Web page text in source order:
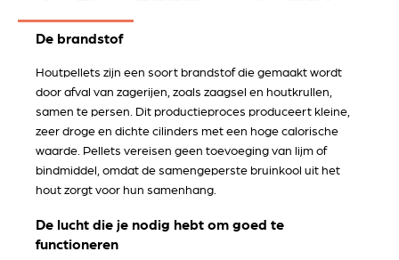
De brandstof
Houtpellets zijn een soort brandstof die gemaakt wordt
door afval van zagerijen, zoals zaagsel en houtkrullen,
samen te persen. Dit productieproces produceert kleine,
zeer droge en dichte cilinders met een hoge calorische
waarde. Pellets vereisen geen toevoeging van lijm of
bindmiddel, omdat de samengeperste bruinkool uit het
hout zorgt voor hun samenhang.
De lucht die je nodig hebt om goed te
functioneren